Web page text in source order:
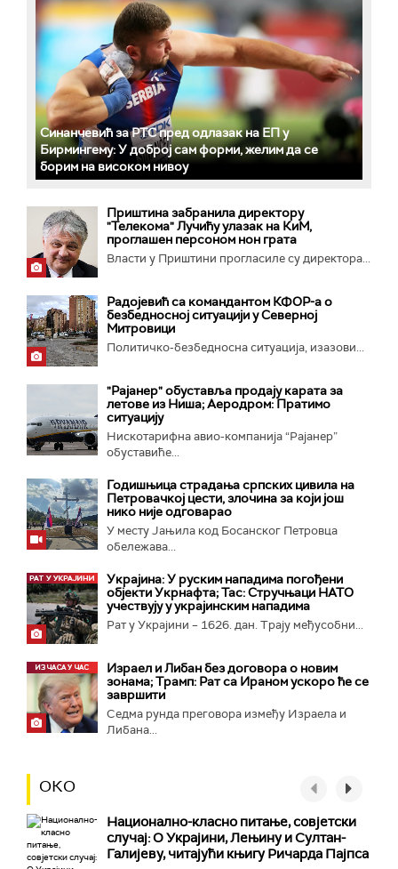
Синанчевић за РТС пред одлазак на ЕП у
Бирмингему: У доброј сам форми, желим да се
борим на високом нивоу
Приштина забранила директору
"Телекома" Лучићу улазак на КиМ,
проглашен персоном нон грата
Власти у Приштини прогласиле су директора...
Радојевић са командантом КФОР-а о
безбедносној ситуацији у Северној
Митровици
Политичко-безбедносна ситуација, изазови...
"Рајанер" обуставља продају карата за
летове из Ниша; Аеродром: Пратимо
ситуацију
Нискотарифна авио-компанија “Рајанер”
обуставиће...
Годишњица страдања српских цивила на
Петровачкој цести, злочина за који још
нико није одговарао
У месту Јањила код Босанског Петровца
обележава...
Украјина: У руским нападима погођени
објекти Укрнафта; Тас: Стручњаци НАТО
учествују у украјинским нападима
Рат у Украјини – 1626. дан. Трају међусобни...
Израел и Либан без договора о новим
зонама; Трамп: Рат са Ираном ускоро ће се
завршити
Седма рунда преговора између Израела и
Либана...
ОКО
Национално-класнo питање, совјетски
случај: О Украјини, Лењину и Султан-
Галијеву, читајући књигу Ричарда Пајпса